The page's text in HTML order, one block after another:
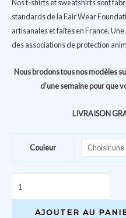
Nos t-shirts et sweatshirts sont
standards de la Fair Wear
artisanales et faites en France.
des associations de protection
Nous brodons tous nos modèles
d’une semaine pour que
LIVRAISON
Couleur
AJOUTER AU